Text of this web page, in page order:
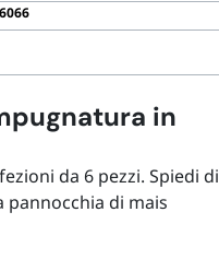
in
da 6 pezzi. Spiedi di
pannocchia di mais